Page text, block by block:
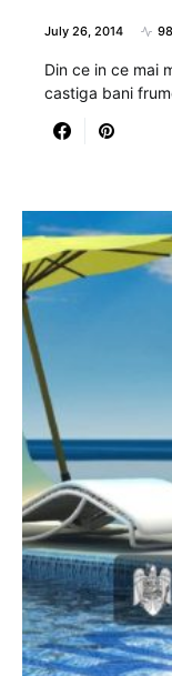
July 26, 2014
Din ce in ce mai
castiga bani